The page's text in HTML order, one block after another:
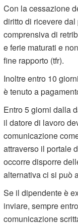
Con la cessazione
diritto di ricevere dal
comprensiva di
e ferie maturati e
fine rapporto (tfr).
Inoltre entro 10
è tenuto a
Entro 5 giorni dalla
il datore di lavoro
comunicazione
attraverso il portale
occorre disporre
alternativa ci si può
Se il dipendente è
inviare, sempre
comunicazione